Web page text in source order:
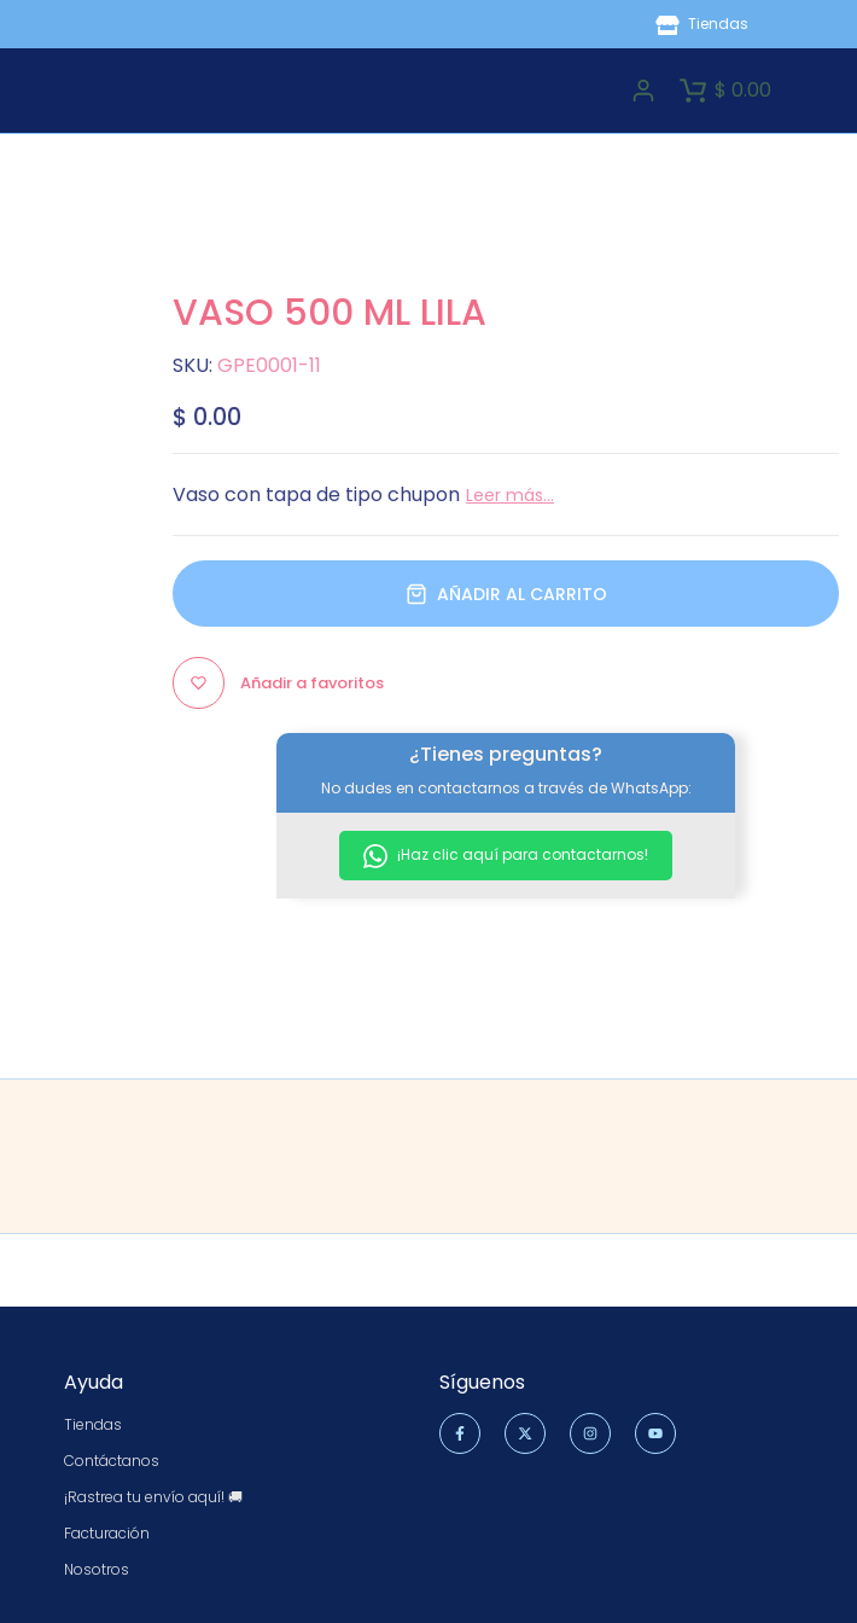
Tiendas
$ 0.00
VASO 500 ML LILA
SKU: GPE0001-11
$ 0.00
Vaso con tapa de tipo chupon Leer más...
AÑADIR AL CARRITO
Añadir a favoritos
¿Tienes preguntas?
No dudes en contactarnos a través de WhatsApp:
¡Haz clic aquí para contactarnos!
Ayuda
Tiendas
Contáctanos
¡Rastrea tu envío aquí! 🚚
Facturación
Nosotros
Síguenos